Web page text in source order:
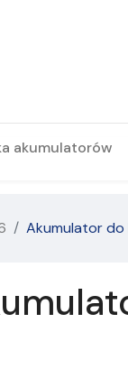
akumulatorów
Akumulator do